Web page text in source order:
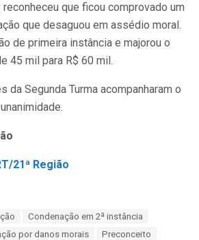
que ficou comprovado um
que desaguou em assédio moral.
de primeira instância e majorou o
45 mil para R$ 60 mil.
da Segunda Turma acompanharam o
21ª Região
Condenação em 2ª instância
por danos morais
Preconceito